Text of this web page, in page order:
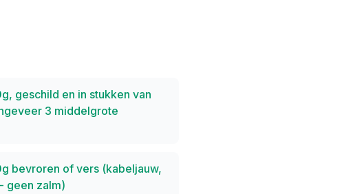
geschild en in stukken van
3 middelgrote
bevroren of vers (kabeljauw,
geen zalm)